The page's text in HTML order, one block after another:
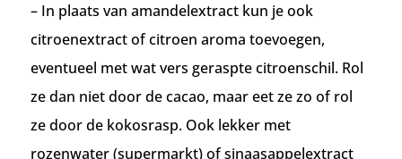
– In plaats van amandelextract kun je ook
citroenextract of citroen aroma toevoegen,
eventueel met wat vers geraspte citroenschil. Rol
ze dan niet door de cacao, maar eet ze zo of rol
ze door de kokosrasp. Ook lekker met
rozenwater (supermarkt) of sinaasappelextract